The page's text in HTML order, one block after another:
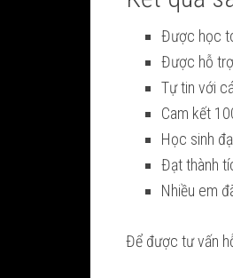
Được học
Được hỗ
Tự tin với
Cam kết
Học sinh
Đạt thành
Nhiều em
Để được tư vấn